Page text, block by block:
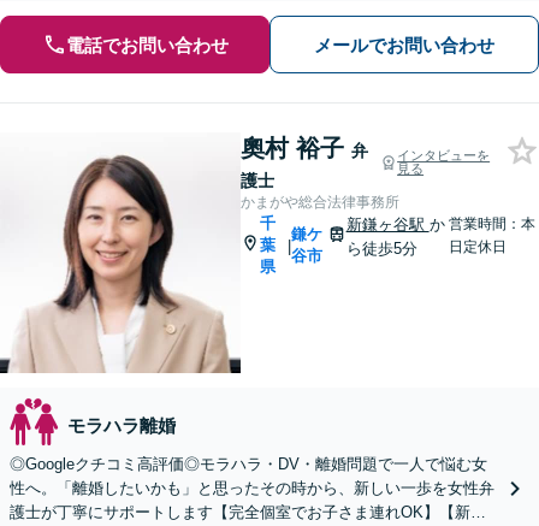
電話でお問い合わせ メールでお問い合わせ
奧村 裕子 弁
護士
インタビューを
見る
かまがや総合法律事務所
千
葉
県
|
鎌ケ
谷市
新鎌ヶ谷駅 か
ら徒歩5分
営業時間：本
日定休日
モラハラ離婚
◎Googleクチコミ高評価◎モラハラ・DV・離婚問題で一人で悩む女
性へ。「離婚したいかも」と思ったその時から、新しい一歩を女性弁
護士が丁寧にサポートします【完全個室でお子さま連れOK】【新鎌